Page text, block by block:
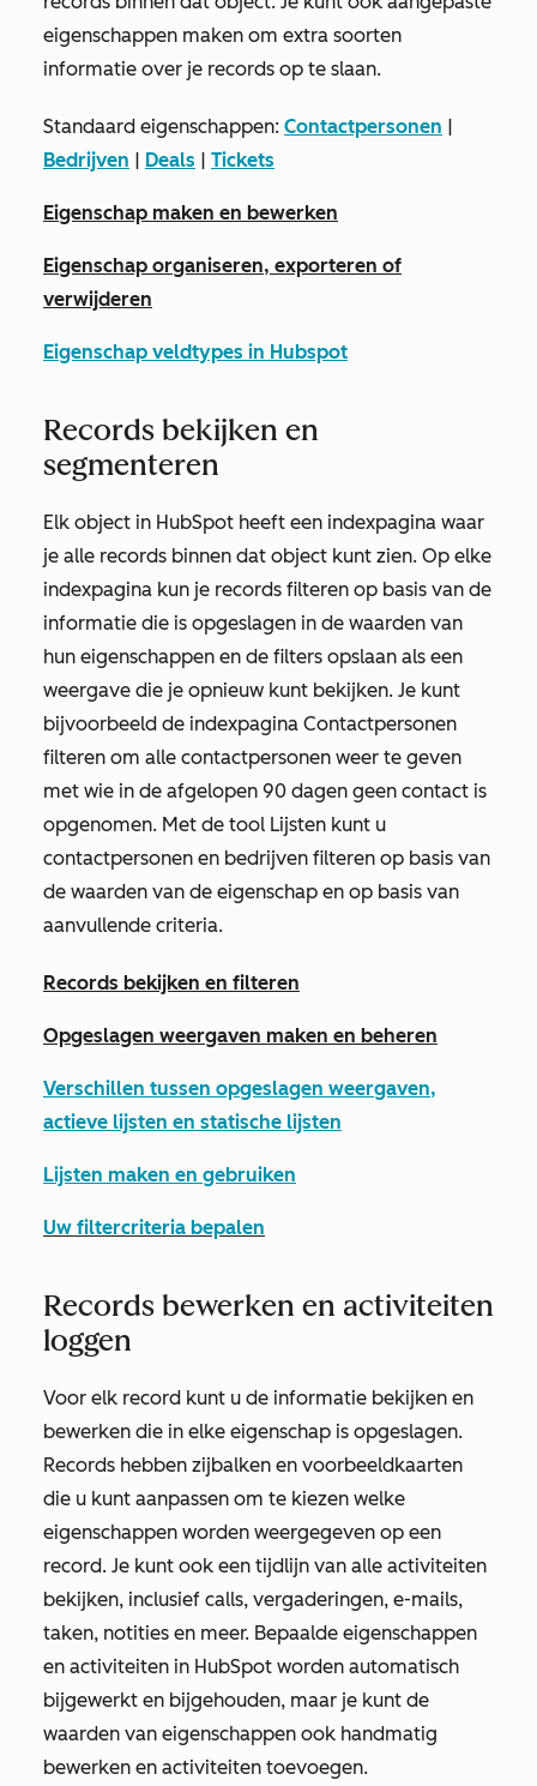
eigenschappen maken om extra soorten
informatie over je records op te slaan.
Standaard eigenschappen: Contactpersonen |
Bedrijven | Deals | Tickets
Eigenschap maken en bewerken
Eigenschap organiseren, exporteren of
verwijderen
Eigenschap veldtypes in Hubspot
Records bekijken en
segmenteren
Elk object in HubSpot heeft een indexpagina waar
je alle records binnen dat object kunt zien. Op elke
indexpagina kun je records filteren op basis van de
informatie die is opgeslagen in de waarden van
hun eigenschappen en de filters opslaan als een
weergave die je opnieuw kunt bekijken. Je kunt
bijvoorbeeld de indexpagina Contactpersonen
filteren om alle contactpersonen weer te geven
met wie in de afgelopen 90 dagen geen contact is
opgenomen. Met de tool Lijsten kunt u
contactpersonen en bedrijven filteren op basis van
de waarden van de eigenschap en op basis van
aanvullende criteria.
Records bekijken en filteren
Opgeslagen weergaven maken en beheren
Verschillen tussen opgeslagen weergaven,
actieve lijsten en statische lijsten
Lijsten maken en gebruiken
Uw filtercriteria bepalen
Records bewerken en activiteiten
loggen
Voor elk record kunt u de informatie bekijken en
bewerken die in elke eigenschap is opgeslagen.
Records hebben zijbalken en voorbeeldkaarten
die u kunt aanpassen om te kiezen welke
eigenschappen worden weergegeven op een
record. Je kunt ook een tijdlijn van alle activiteiten
bekijken, inclusief calls, vergaderingen, e-mails,
taken, notities en meer. Bepaalde eigenschappen
en activiteiten in HubSpot worden automatisch
bijgewerkt en bijgehouden, maar je kunt de
waarden van eigenschappen ook handmatig
bewerken en activiteiten toevoegen.